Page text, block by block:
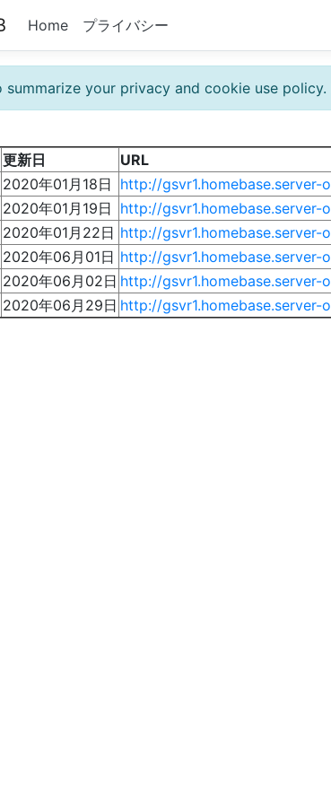
Home プライバシー
summarize your privacy and cookie use policy.
更新日 URL
2020年01月18日 http://gsvr1.homebase.server-o
2020年01月19日 http://gsvr1.homebase.server-o
2020年01月22日 http://gsvr1.homebase.server-o
2020年06月01日 http://gsvr1.homebase.server-o
2020年06月02日 http://gsvr1.homebase.server-o
2020年06月29日 http://gsvr1.homebase.server-o